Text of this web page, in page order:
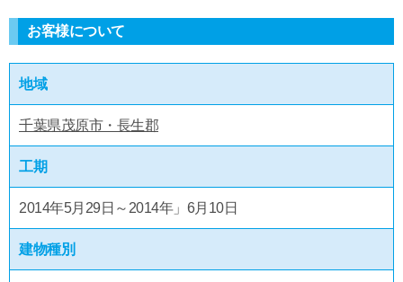
お客様について
地域
千葉県茂原市・長生郡
工期
2014年5月29日～2014年」6月10日
建物種別